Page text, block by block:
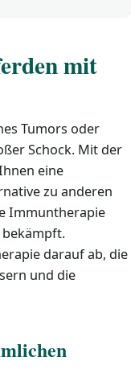
mit
Tumors oder
Schock. Mit der
eine
zu anderen
Immuntherapie
darauf ab, die
und die